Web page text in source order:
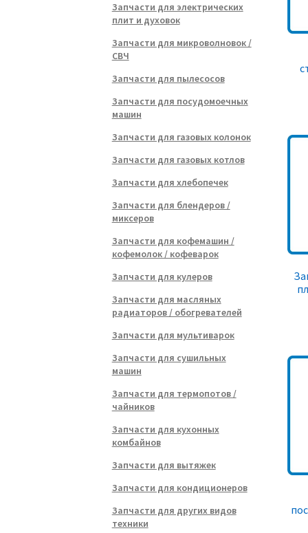
Запчасти для электрических
плит и духовок
Запчасти для микроволновок /
СВЧ
Запчасти для пылесосов
Запчасти для посудомоечных
машин
Запчасти для газовых колонок
Запчасти для газовых котлов
Запчасти для хлебопечек
Запчасти для блендеров /
миксеров
Запчасти для кофемашин /
кофемолок / кофеварок
Запчасти для кулеров
Запчасти для масляных
радиаторов / обогревателей
Запчасти для мультиварок
Запчасти для сушильных
машин
Запчасти для термопотов /
чайников
Запчасти для кухонных
комбайнов
Запчасти для вытяжек
Запчасти для кондиционеров
Запчасти для других видов
техники